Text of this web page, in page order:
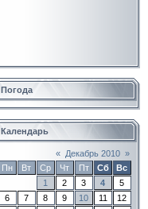
Погода
Календарь
« Декабрь 2010 »
Пн
Вт Ср Чт Пт Сб
Вс
1
2 3 4
5
6
7 8 9 10 11
12